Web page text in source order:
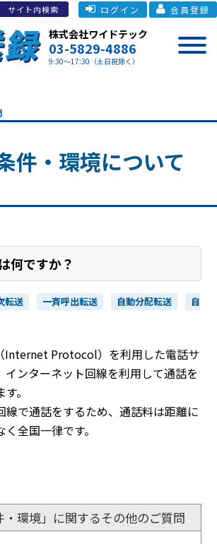
ログイン 会員登録
株式会社ワイドテック
03-5829-4886
9:30～17:30（土日祝除く）
件・環境について
何ですか？
転送 一斉呼出転送 自動分配転送
自
Internet Protocol）を利用した電話サ
インターネット回線を利用して通話を
。
線で通話をするため、通話料は距離に
全国一律です。
・環境」に関するその他のご質問